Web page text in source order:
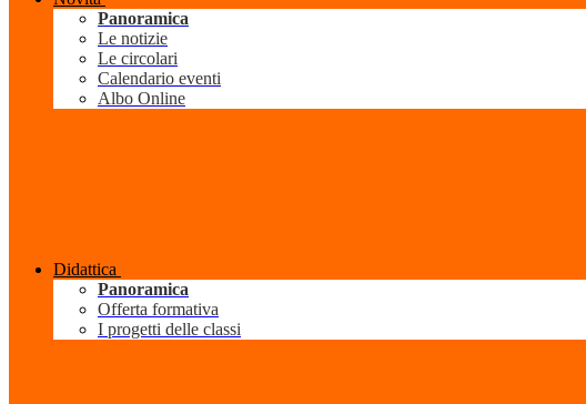
Panoramica
Le notizie
Le circolari
Calendario eventi
Albo Online
Didattica
Panoramica
Offerta formativa
I progetti delle classi